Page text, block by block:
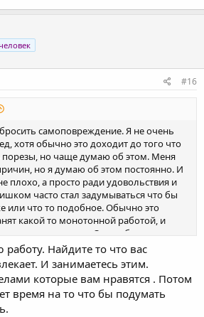
#16
самоповреждение. Я не очень
хотя обычно это доходит до того что
порезы, но чаще думаю об этом. Меня
но я думаю об этом постоянно. И
плохо, а просто ради удовольствия и
часто стал задумываться что бы
или что то подобное. Обычно это
какой то монотонной работой, и
в голове говорят. Очень боюсь что
перестанут действовать и я
собой. И возможно я порой не вижу
и не хочу бросать это, но на
понимаю что это нужно бросать. Что
бороться? Я не могу обратиться к
Найдите то что вас
И занимаетесь этим.
которые вам нравятся . Потом
время на то что бы подумать